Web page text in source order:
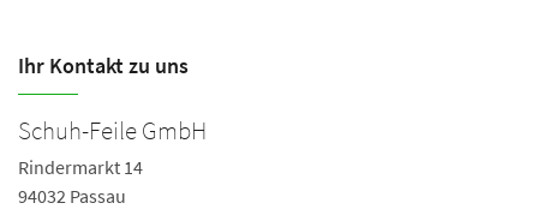
Ihr Kontakt zu uns
Schuh-Feile GmbH
Rindermarkt 14
94032 Passau